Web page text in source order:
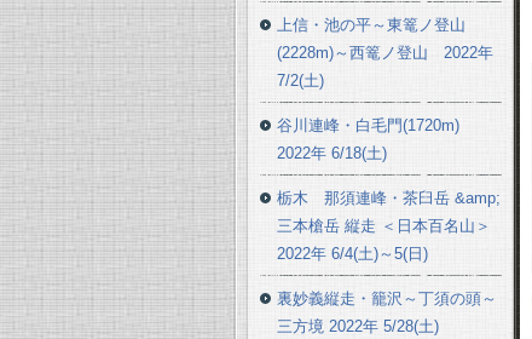
上信・池の平～東篭ノ登山
(2228m)～西篭ノ登山 2022年
7/2(土)
谷川連峰・白毛門(1720m)
2022年 6/18(土)
栃木 那須連峰・茶臼岳 &amp;
三本槍岳 縦走 ＜日本百名山＞
2022年 6/4(土)～5(日)
裏妙義縦走・籠沢～丁須の頭～
三方境 2022年 5/28(土)